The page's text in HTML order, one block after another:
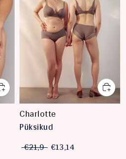
Charlotte
Püksikud
€21,9 €13,14